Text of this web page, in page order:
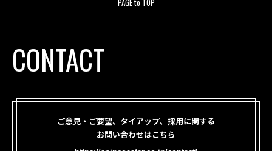
PAGE to TOP
CONTACT
ご意見・ご要望、タイアップ、採用に関する
お問い合わせはこちら